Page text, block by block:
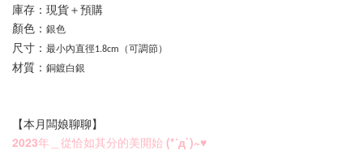
庫存：現貨＋預購
顏色： 銀色
尺寸： 最小內直徑1.8cm（可調節）
材質： 銅鍍白銀
【本月闆娘聊聊】
2023年＿從恰如其分的美開始 (*´д`)~♥